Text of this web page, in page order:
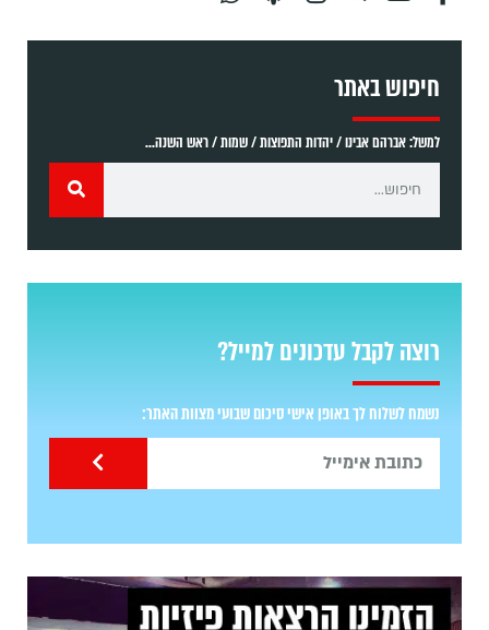
חיפוש באתר
למשל: אברהם אבינו / יהדות התפוצות / שמות / ראש השנה...
רוצה לקבל עדכונים למייל?
נשמח לשלוח לך באופן אישי סיכום שבועי מצוות האתר: